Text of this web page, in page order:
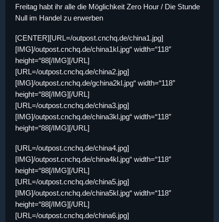
Freitag habt ihr alle die Möglichkeit Zero Hour / Die Stunde
Null im Handel zu erwerben
[CENTER][URL=/outpost.cnchq.de/china1.jpg]
[IMG]/outpost.cnchq.de/china1kl.jpg“ width=“118″
height=“88[/IMG][/URL]
[URL=/outpost.cnchq.de/china2.jpg]
[IMG]/outpost.cnchq.de/gchina2kl.jpg“ width=“118″
height=“88[/IMG][/URL]
[URL=/outpost.cnchq.de/china3.jpg]
[IMG]/outpost.cnchq.de/china3kl.jpg“ width=“118″
height=“88[/IMG][/URL]
[URL=/outpost.cnchq.de/china4.jpg]
[IMG]/outpost.cnchq.de/china4kl.jpg“ width=“118″
height=“88[/IMG][/URL]
[URL=/outpost.cnchq.de/china5.jpg]
[IMG]/outpost.cnchq.de/china5kl.jpg“ width=“118″
height=“88[/IMG][/URL]
[URL=/outpost.cnchq.de/china6.jpg]